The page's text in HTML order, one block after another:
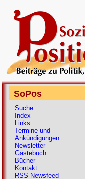
SoPos
Suche
Index
Links
Termine und
Ankündigungen
Newsletter
Gästebuch
Bücher
Kontakt
RSS-Newsfeed